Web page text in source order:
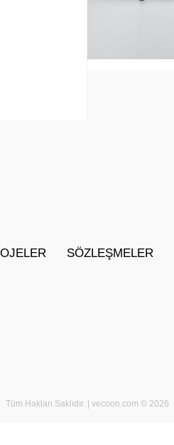
SÖZLEŞMELER
Tüm Hakları Saklıdır. | vecoon.com © 2026